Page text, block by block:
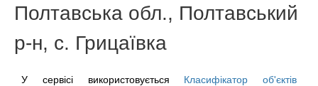
Полтавська обл., Полтавський
р-н, с. Грицаївка
У сервісі використовується Класифікатор об'єктів